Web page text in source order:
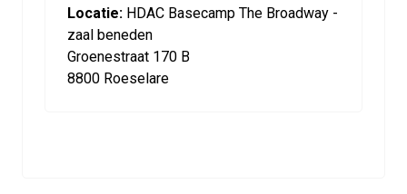
Locatie: HDAC Basecamp The Broadway -
zaal beneden
Groenestraat 170 B
8800 Roeselare